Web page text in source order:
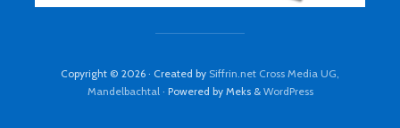
Copyright © 2026 · Created by Siffrin.net Cross Media UG,
Mandelbachtal· Powered by Meks & WordPress